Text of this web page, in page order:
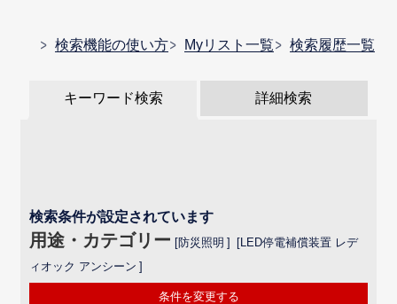
検索機能の使い方 Myリスト一覧 検索履歴一覧
キーワード検索 詳細検索
条件を変更する
検索条件が設定されています
用途・カテゴリー 防災照明
LED停電補償装置 レデ
ィオック アンシーン